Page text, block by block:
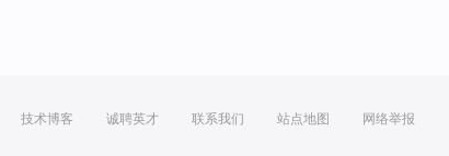
技术博客 诚聘英才 联系我们 站点地图 网络举报